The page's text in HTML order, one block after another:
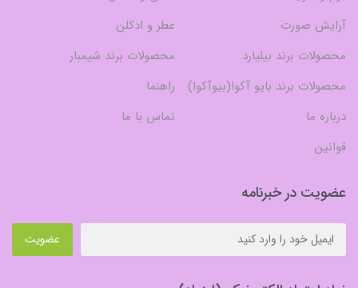
آرایش صورت
عطر و ادکلن
محصولات برند بیلیارد
محصولات برند شیمبار
محصولات برند بایو آکوا(بیوآکوا)
راهنما
درباره ما
تماس با ما
قوانین
عضویت در خبرنامه
عضویت